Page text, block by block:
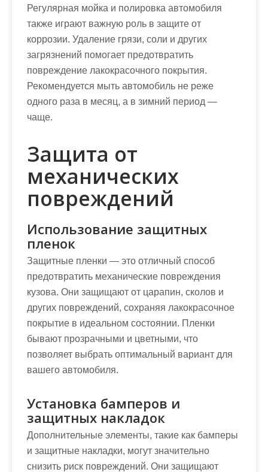
Регулярная мойка и полировка автомобиля
также играют важную роль в защите от
коррозии. Удаление грязи, соли и других
загрязнений помогает предотвратить
повреждение лакокрасочного покрытия.
Рекомендуется мыть автомобиль не реже
одного раза в месяц, а в зимний период —
чаще.
Защита от
механических
повреждений
Использование защитных
пленок
Защитные пленки — это отличный способ
предотвратить механические повреждения
кузова. Они защищают от царапин, сколов и
других повреждений, сохраняя лакокрасочное
покрытие в идеальном состоянии. Пленки
бывают прозрачными и цветными, что
позволяет выбрать оптимальный вариант для
вашего автомобиля.
Установка бамперов и
защитных накладок
Дополнительные элементы, такие как бамперы
и защитные накладки, могут значительно
снизить риск повреждений. Они защищают